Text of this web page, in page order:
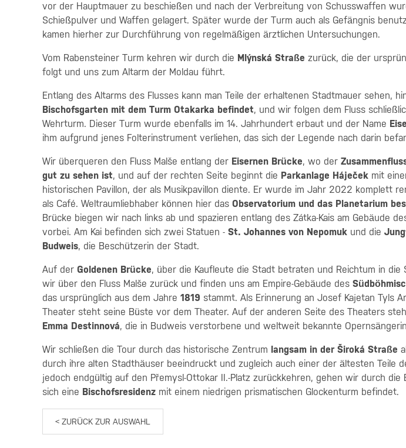
vor der Hauptmauer zu beschießen und nach der Verbreitung von Schusswaffen
Schießpulver und Waffen gelagert. Später wurde der Turm auch als Gefängnis
kamen hierher zur Durchführung von regelmäßigen ärztlichen Untersuchungen.
Vom Rabensteiner Turm kehren wir durch die Mlýnská Straße zurück, die der
folgt und uns zum Altarm der Moldau führt.
Entlang des Altarms des Flusses kann man Teile der erhaltenen Stadtmauer sehen,
Bischofsgarten mit dem Turm Otakarka befindet, und wir folgen dem Fluss
Wehrturm. Dieser Turm wurde ebenfalls im 14. Jahrhundert erbaut und der Name
ihm aufgrund jenes Folterinstrument verliehen, das sich der Legende nach darin
Wir überqueren den Fluss Malše entlang der Eisernen Brücke, wo der
gut zu sehen ist, und auf der rechten Seite beginnt die Parkanlage Háječek mit
historischen Pavillon, der als Musikpavillon diente. Er wurde im Jahr 2022 komplett
als Café. Weltraumliebhaber können hier das Observatorium und das Planetarium
Brücke biegen wir nach links ab und spazieren entlang des Zátka-Kais am Gebäude
vorbei. Am Kai befinden sich zwei Statuen - St. Johannes von Nepomuk und die
Budweis, die Beschützerin der Stadt.
Auf der Goldenen Brücke, über die Kaufleute die Stadt betraten und Reichtum in die
wir über den Fluss Malše zurück und finden uns am Empire-Gebäude des
das ursprünglich aus dem Jahre 1819 stammt. Als Erinnerung an Josef Kajetan Tyls
Theater steht seine Büste vor dem Theater. Auf der anderen Seite des Theaters
Emma Destinnová, die in Budweis verstorbene und weltweit bekannte
Wir schließen die Tour durch das historische Zentrum langsam in der Široká Straße
durch ihre alten Stadthäuser beeindruckt und zugleich auch einer der ältesten Teile
jedoch endgültig auf den Přemysl-Ottokar II.-Platz zurückkehren, gehen wir durch die
sich eine Bischofsresidenz mit einem niedrigen prismatischen Glockenturm
< ZURÜCK ZUR AUSWAHL